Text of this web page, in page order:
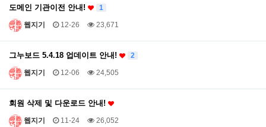
도메인 기관이전 안내! 1
웹지기 12-26 23,671
그누보드 5.4.18 업데이트 안내! 2
웹지기 12-06 24,505
회원 삭제 및 다운로드 안내!
웹지기 11-24 26,052